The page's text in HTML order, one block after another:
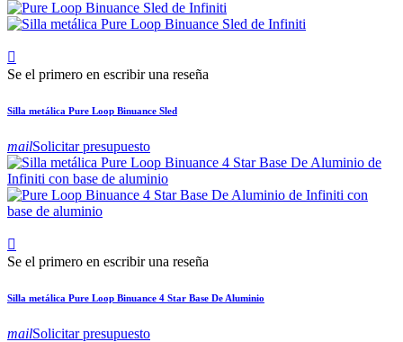

Se el primero en escribir una reseña
Silla metálica Pure Loop Binuance Sled
mailSolicitar presupuesto

Se el primero en escribir una reseña
Silla metálica Pure Loop Binuance 4 Star Base De Aluminio
mailSolicitar presupuesto